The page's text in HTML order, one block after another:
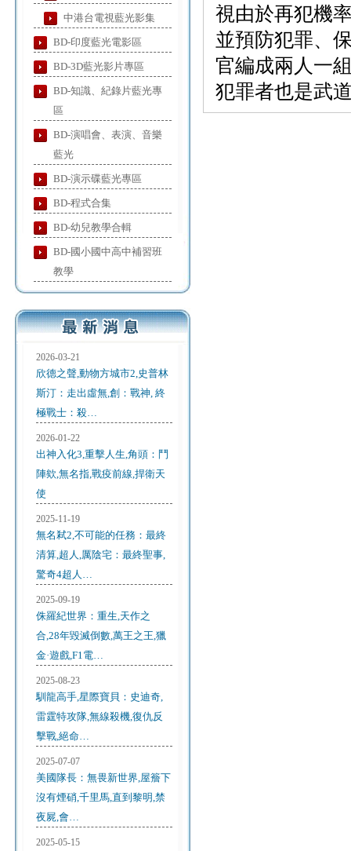
中港台電視藍光影集
BD-印度藍光電影區
BD-3D藍光影片專區
BD-知識、紀錄片藍光專
區
BD-演唱會、表演、音樂
藍光
BD-演示碟藍光專區
BD-程式合集
BD-幼兒教學合輯
BD-國小國中高中補習班
教學
2026-03-21
欣德之聲,動物方城市2,史普林
斯汀：走出虛無,創：戰神, 終
極戰士：殺…
2026-01-22
出神入化3,重擊人生,角頭：鬥
陣欸,無名指,戰疫前線,捍衛天
使
2025-11-19
無名弒2,不可能的任務：最終
清算,超人,厲陰宅：最終聖事,
驚奇4超人…
2025-09-19
侏羅紀世界：重生,天作之
合,28年毀滅倒數,萬王之王,獵
金·遊戲,F1電…
2025-08-23
馴龍高手,星際寶貝：史迪奇,
雷霆特攻隊,無線殺機,復仇反
擊戰,絕命…
2025-07-07
美國隊長：無畏新世界,屋簷下
沒有煙硝,千里馬,直到黎明,禁
夜屍,會…
2025-05-15
視由於再犯機
並預防犯罪、
官編成兩人一
犯罪者也是武